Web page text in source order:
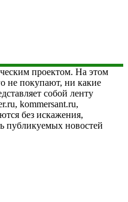
проектом. На этом
не покупают, ни какие
собой ленту
kommersant.ru,
без искажения,
публикуемых новостей